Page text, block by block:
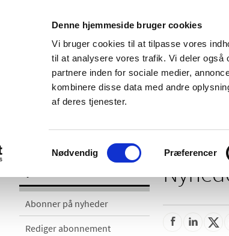
Denne hjemmeside bruger cookies
Vi bruger cookies til at tilpasse vores
til at analysere vores trafik. Vi deler også
partnere inden for sociale medier,
kombinere disse data med andre
af deres tjenester.
Samtykkevalg
Nødvendig Præferencer
Godkendelse og
Bivirkninger og
produktinformation
Abonner på nyheder
Rediger abonnement